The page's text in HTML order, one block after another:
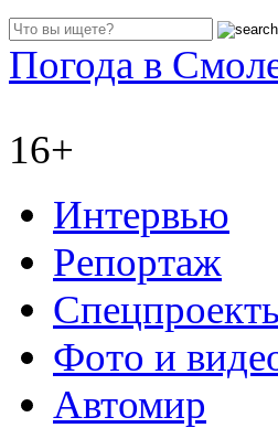
Погода в
16+
Интервью
Репортаж
Фото и
Автомир